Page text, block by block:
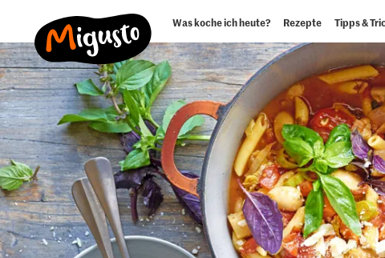
Was koche ich heute? Rezepte Tipps &